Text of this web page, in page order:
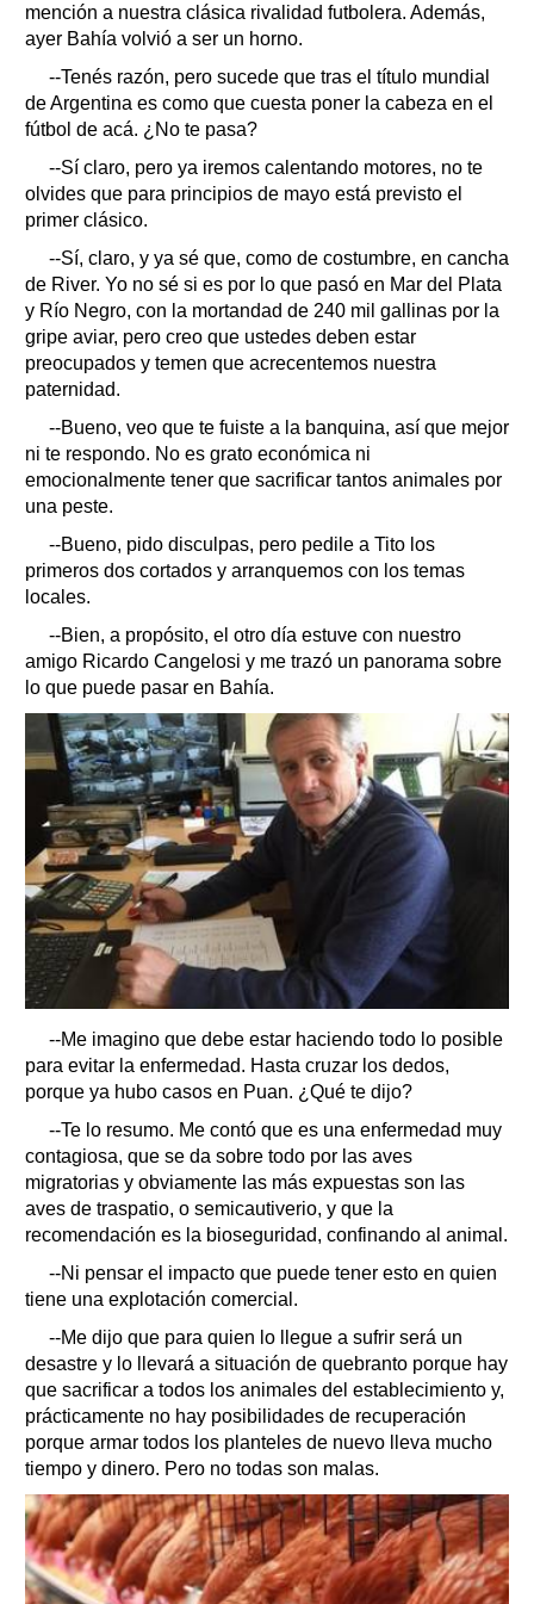
mención a nuestra clásica rivalidad futbolera. Además,
ayer Bahía volvió a ser un horno.
--Tenés razón, pero sucede que tras el título mundial
de Argentina es como que cuesta poner la cabeza en el
fútbol de acá. ¿No te pasa?
--Sí claro, pero ya iremos calentando motores, no te
olvides que para principios de mayo está previsto el
primer clásico.
--Sí, claro, y ya sé que, como de costumbre, en cancha
de River. Yo no sé si es por lo que pasó en Mar del Plata
y Río Negro, con la mortandad de 240 mil gallinas por la
gripe aviar, pero creo que ustedes deben estar
preocupados y temen que acrecentemos nuestra
paternidad.
--Bueno, veo que te fuiste a la banquina, así que mejor
ni te respondo. No es grato económica ni
emocionalmente tener que sacrificar tantos animales por
una peste.
--Bueno, pido disculpas, pero pedile a Tito los
primeros dos cortados y arranquemos con los temas
locales.
--Bien, a propósito, el otro día estuve con nuestro
amigo Ricardo Cangelosi y me trazó un panorama sobre
lo que puede pasar en Bahía.
--Me imagino que debe estar haciendo todo lo posible
para evitar la enfermedad. Hasta cruzar los dedos,
porque ya hubo casos en Puan. ¿Qué te dijo?
--Te lo resumo. Me contó que es una enfermedad muy
contagiosa, que se da sobre todo por las aves
migratorias y obviamente las más expuestas son las
aves de traspatio, o semicautiverio, y que la
recomendación es la bioseguridad, confinando al animal.
--Ni pensar el impacto que puede tener esto en quien
tiene una explotación comercial.
--Me dijo que para quien lo llegue a sufrir será un
desastre y lo llevará a situación de quebranto porque hay
que sacrificar a todos los animales del establecimiento y,
prácticamente no hay posibilidades de recuperación
porque armar todos los planteles de nuevo lleva mucho
tiempo y dinero. Pero no todas son malas.